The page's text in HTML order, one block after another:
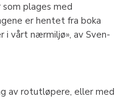
plages med
er hentet fra boka
i vårt nærmiljø», av Sven-
av rotutløpere, eller med